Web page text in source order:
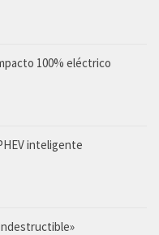
100% eléctrico
inteligente